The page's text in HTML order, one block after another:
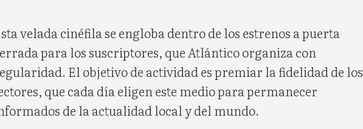
velada cinéfila se engloba dentro de los estrenos a puerta
para los suscriptores, que Atlántico organiza con
El objetivo de actividad es premiar la fidelidad de los
que cada día eligen este medio para permanecer
de la actualidad local y del mundo.